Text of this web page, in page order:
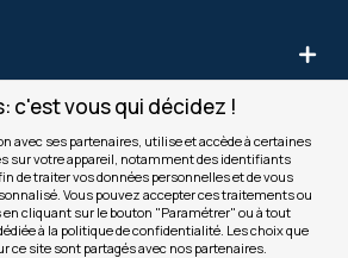
c'est vous qui décidez !
avec ses partenaires, utilise et accède à certaines
sur votre appareil, notamment des identifiants
de traiter vos données personnelles et de vous
Vous pouvez accepter ces traitements ou
en cliquant sur le bouton "Paramétrer" ou à tout
à la politique de confidentialité. Les choix que
ce site sont partagés avec nos partenaires.
COMMERCIALES
Valider